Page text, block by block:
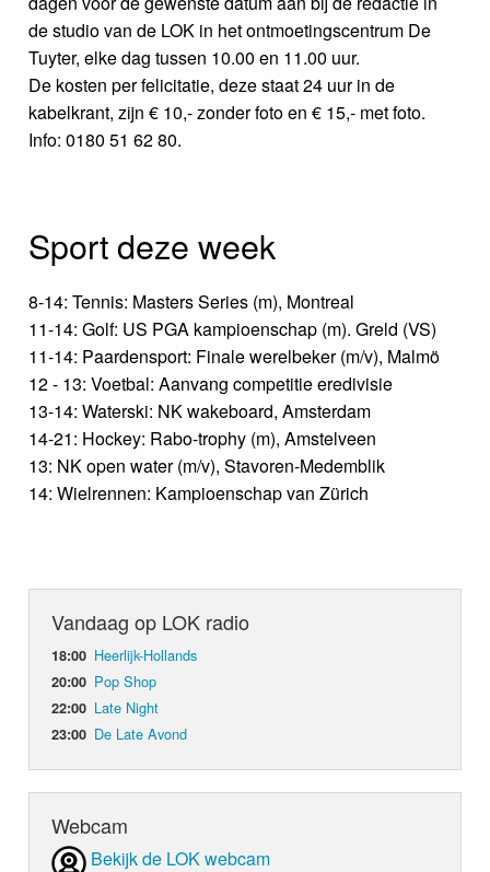
de studio van de LOK in het ontmoetingscentrum De
Tuyter, elke dag tussen 10.00 en 11.00 uur.
De kosten per felicitatie, deze staat 24 uur in de
kabelkrant, zijn € 10,- zonder foto en € 15,- met foto.
Info: 0180 51 62 80.
Sport deze week
8-14: Tennis: Masters Series (m), Montreal
11-14: Golf: US PGA kampioenschap (m). Greld (VS)
11-14: Paardensport: Finale werelbeker (m/v), Malmö
12 - 13: Voetbal: Aanvang competitie eredivisie
13-14: Waterski: NK wakeboard, Amsterdam
14-21: Hockey: Rabo-trophy (m), Amstelveen
13: NK open water (m/v), Stavoren-Medemblik
14: Wielrennen: Kampioenschap van Zürich
Vandaag op LOK radio
18:00 Heerlijk-Hollands
20:00 Pop Shop
22:00 Late Night
23:00 De Late Avond
Webcam
Bekijk de LOK webcam